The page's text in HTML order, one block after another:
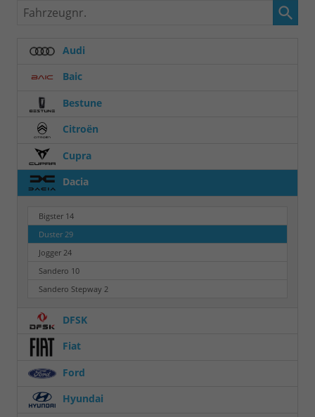
Fahrzeugnr.
Audi
Baic
Bestune
Citroën
Cupra
Dacia
Bigster 14
Duster 29
Jogger 24
Sandero 10
Sandero Stepway 2
DFSK
Fiat
Ford
Hyundai